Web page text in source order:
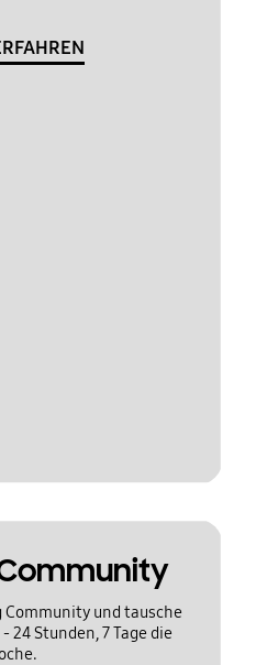
Community und tausche
24 Stunden, 7 Tage die